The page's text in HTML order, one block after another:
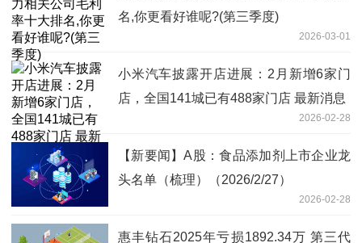
名,你更看好谁呢?(第三季度)
2026-03-01
小米汽车披露开店进展：2月新增6家门
店，全国141城已有488家门店 最新消息
2026-02-28
【新要闻】A股：食品添加剂上市企业龙
头名单（梳理）（2026/2/27）
2026-02-28
惠丰钻石2025年亏损1892.34万 第三代